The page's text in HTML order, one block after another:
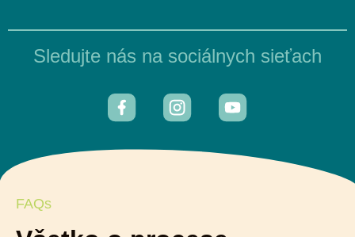
Sledujte nás na sociálnych sieťach
FAQs